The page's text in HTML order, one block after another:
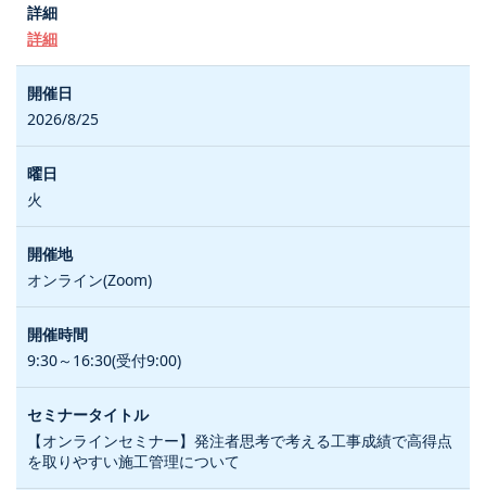
詳細
2026/8/25
火
オンライン(Zoom)
9:30～16:30(受付9:00)
【オンラインセミナー】発注者思考で考える工事成績で高得点
を取りやすい施工管理について